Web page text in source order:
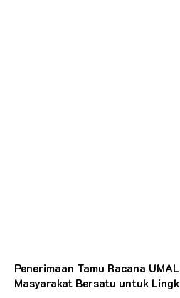
Penerimaan Tamu Racana
Masyarakat Bersatu untuk